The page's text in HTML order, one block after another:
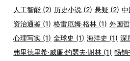
人工智能 (2) 历史小说 (2) 悬疑 (2) 中
资治通鉴 (1) 格雷厄姆·格林 (1) 外国
心理写实 (1) 全球史 (1) 海洋史 (1) 深
弗里德里希·威廉·约瑟夫·谢林 (1) 畅销